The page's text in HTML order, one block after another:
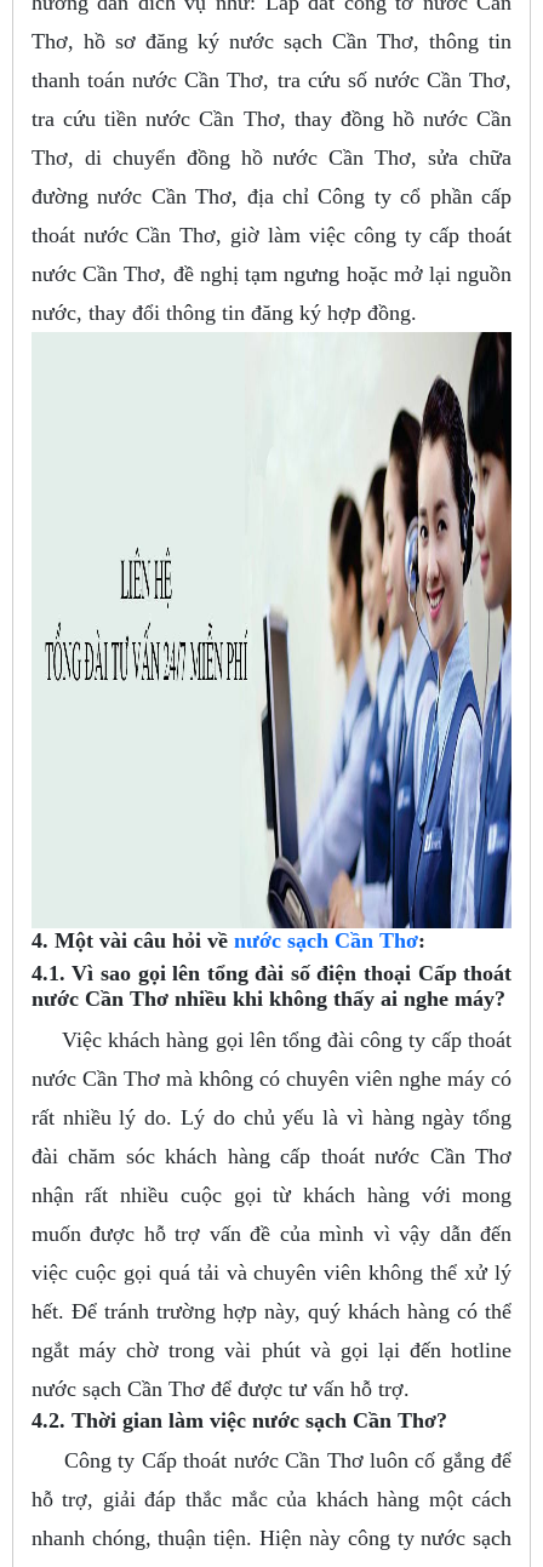
Thơ, hồ sơ đăng ký nước sạch Cần Thơ, thông tin
thanh toán nước Cần Thơ, tra cứu số nước Cần Thơ,
tra cứu tiền nước Cần Thơ, thay đồng hồ nước Cần
Thơ, di chuyển đồng hồ nước Cần Thơ, sửa chữa
đường nước Cần Thơ, địa chỉ Công ty cổ phần cấp
thoát nước Cần Thơ, giờ làm việc công ty cấp thoát
nước Cần Thơ, đề nghị tạm ngưng hoặc mở lại nguồn
nước, thay đổi thông tin đăng ký hợp đồng.
4. Một vài câu hỏi về nước sạch Cần Thơ:
4.1. Vì sao gọi lên tổng đài số điện thoại Cấp thoát
nước Cần Thơ nhiều khi không thấy ai nghe máy?
Việc khách hàng gọi lên tổng đài công ty cấp thoát
nước Cần Thơ mà không có chuyên viên nghe máy có
rất nhiều lý do. Lý do chủ yếu là vì hàng ngày tổng
đài chăm sóc khách hàng cấp thoát nước Cần Thơ
nhận rất nhiều cuộc gọi từ khách hàng với mong
muốn được hỗ trợ vấn đề của mình vì vậy dẫn đến
việc cuộc gọi quá tải và chuyên viên không thể xử lý
hết. Để tránh trường hợp này, quý khách hàng có thể
ngắt máy chờ trong vài phút và gọi lại đến hotline
nước sạch Cần Thơ để được tư vấn hỗ trợ.
4.2. Thời gian làm việc nước sạch Cần Thơ?
Công ty Cấp thoát nước Cần Thơ luôn cố gắng để
hỗ trợ, giải đáp thắc mắc của khách hàng một cách
nhanh chóng, thuận tiện. Hiện này công ty nước sạch